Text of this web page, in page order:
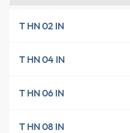
T HN 02 IN
T HN 04 IN
T HN 06 IN
T HN 08 IN